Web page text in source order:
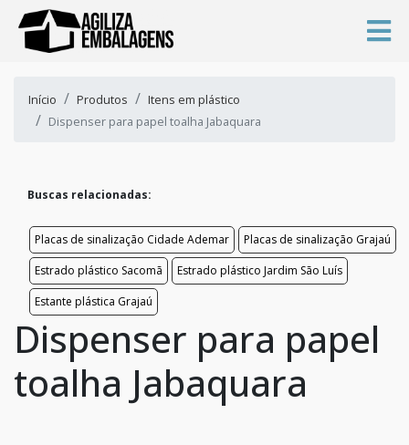
Início Produtos
Itens em plástico
Dispenser para papel toalha Jabaquara
Buscas relacionadas:
Placas de sinalização Cidade Ademar
Placas de sinalização Grajaú
Estrado plástico Sacomã
Estrado plástico Jardim São Luís
Estante plástica Grajaú
Dispenser para papel
toalha Jabaquara